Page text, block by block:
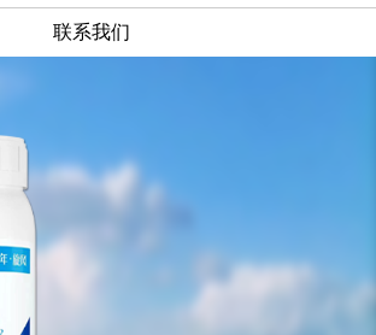
联系我们